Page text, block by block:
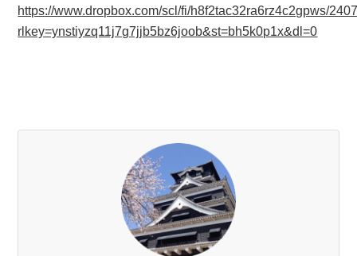
https://www.dropbox.com/scl/fi/h8f2tac32ra6rz4c2gpws/
rlkey=ynstiyzq11j7g7jjb5bz6joob&st=bh5k0p1x&dl=0